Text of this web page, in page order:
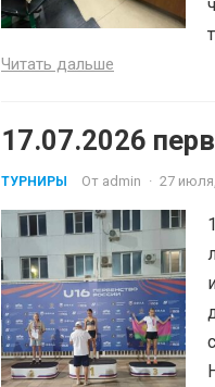
Читать дальше
17.07.2026
ТУРНИРЫ От admin · 27